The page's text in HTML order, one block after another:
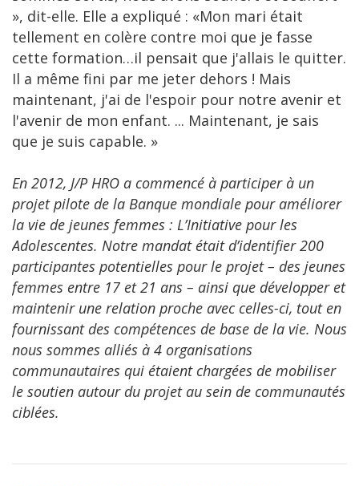
», dit-elle. Elle a expliqué : «Mon mari était
tellement en colère contre moi que je fasse
cette formation…il pensait que j'allais le quitter.
Il a même fini par me jeter dehors ! Mais
maintenant, j'ai de l'espoir pour notre avenir et
l'avenir de mon enfant. ... Maintenant, je sais
que je suis capable. »
En 2012, J/P HRO a commencé à participer à un
projet pilote de la Banque mondiale pour améliorer
la vie de jeunes femmes : L’Initiative pour les
Adolescentes. Notre mandat était d’identifier 200
participantes potentielles pour le projet – des jeunes
femmes entre 17 et 21 ans – ainsi que développer et
maintenir une relation proche avec celles-ci, tout en
fournissant des compétences de base de la vie. Nous
nous sommes alliés à 4 organisations
communautaires qui étaient chargées de mobiliser
le soutien autour du projet au sein de communautés
ciblées.